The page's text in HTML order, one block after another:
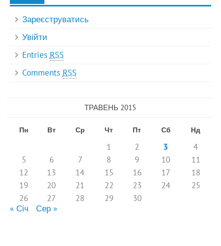
Зареєструватись
Увійти
Entries RSS
Comments RSS
ТРАВЕНЬ 2015
Пн Вт Ср Чт Пт Сб Нд
1 2 3
4
5
6 7 8 9 10
11
12
13 14 15 16 17
18
19
20 21 22 23 24
25
26
27 28 29
30
« Січ
Сер »